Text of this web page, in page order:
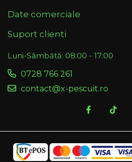
Date comerciale
Suport clienti
Luni-Sâmbătă: 08:00 - 17:00
0728 766 261
contact@x-pescuit.ro